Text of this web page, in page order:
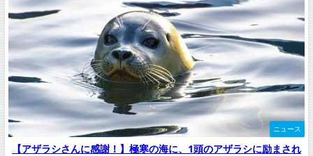
ニュース
【アザラシさんに感謝！】極寒の海に、1頭のアザラシに励まされ